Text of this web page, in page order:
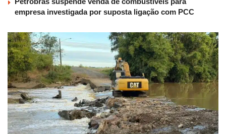
empresa investigada por suposta ligação com PCC